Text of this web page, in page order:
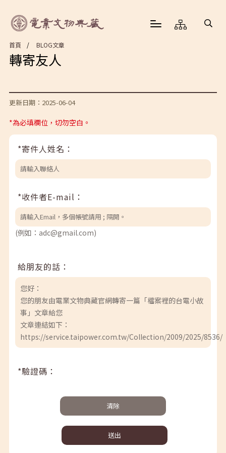
首頁 BLOG文章
轉寄友人
更新日期：2025-06-04
*為必填欄位，切勿空白。
*寄件人姓名：
*收件者E-mail：
(例如：adc@gmail.com)
給朋友的話：
您好：
您的朋友由電業文物典藏官網轉寄一篇「檔案裡的台電小故
事」文章給您
文章連結如下：
https://service.taipower.com.tw/Collection/2009/2025/8536/
*驗證碼：
清除
送出